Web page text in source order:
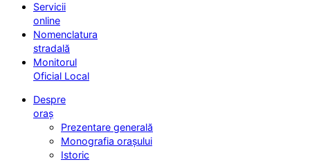
Servicii
online
Nomenclatura
stradală
Monitorul
Oficial Local
Despre
oraș
Prezentare generală
Monografia orașului
Istoric